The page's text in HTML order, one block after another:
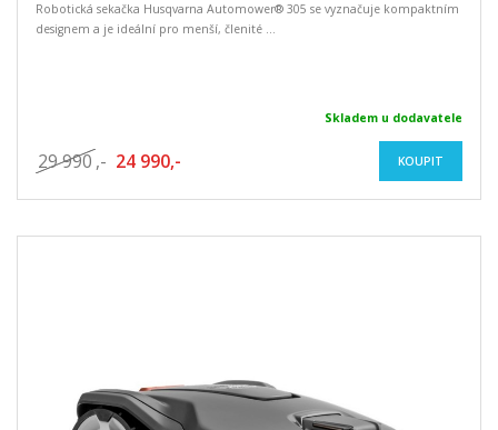
Robotická sekačka Husqvarna Automower® 305 se vyznačuje kompaktním
designem a je ideální pro menší, členité ...
Skladem u dodavatele
29 990 ,- 24 990,- KOUPIT